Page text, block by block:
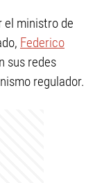
el ministro de
Federico
sus redes
regulador.